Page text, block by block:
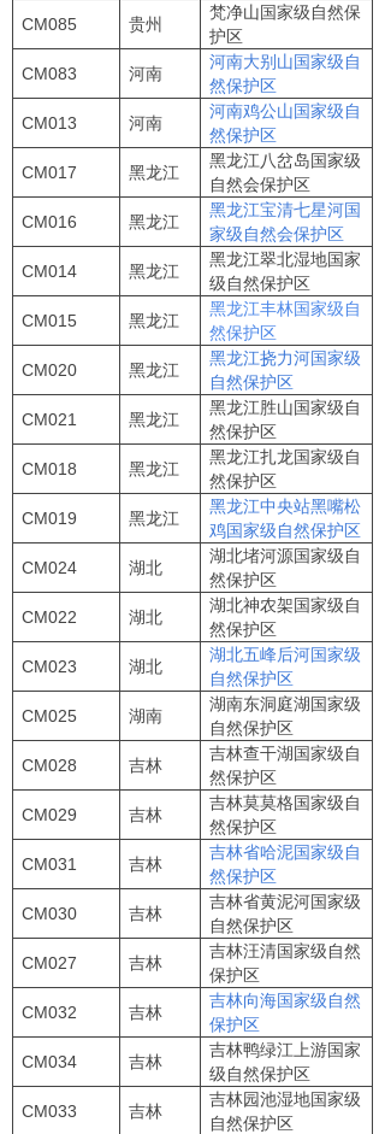
CM085
贵州
梵净山国家级自然保
护区
CM083
河南
河南大别山国家级自
然保护区
CM013
河南
河南鸡公山国家级自
然保护区
CM017
黑龙江
黑龙江八岔岛国家级
自然会保护区
CM016
黑龙江
黑龙江宝清七星河国
家级自然会保护区
CM014
黑龙江
黑龙江翠北湿地国家
级自然保护区
CM015
黑龙江
黑龙江丰林国家级自
然保护区
CM020
黑龙江
黑龙江挠力河国家级
自然保护区
CM021
黑龙江
黑龙江胜山国家级自
然保护区
CM018
黑龙江
黑龙江扎龙国家级自
然保护区
CM019
黑龙江
黑龙江中央站黑嘴松
鸡国家级自然保护区
CM024
湖北
湖北堵河源国家级自
然保护区
CM022
湖北
湖北神农架国家级自
然保护区
CM023
湖北
湖北五峰后河国家级
自然保护区
CM025
湖南
湖南东洞庭湖国家级
自然保护区
CM028
吉林
吉林查干湖国家级自
然保护区
CM029
吉林
吉林莫莫格国家级自
然保护区
CM031
吉林
吉林省哈泥国家级自
然保护区
CM030
吉林
吉林省黄泥河国家级
自然保护区
CM027
吉林
吉林汪清国家级自然
保护区
CM032
吉林
吉林向海国家级自然
保护区
CM034
吉林
吉林鸭绿江上游国家
级自然保护区
CM033
吉林
吉林园池湿地国家级
自然保护区